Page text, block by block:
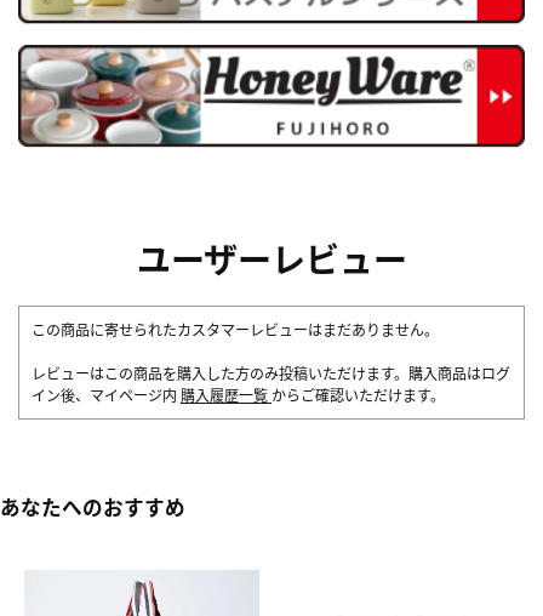
ユーザーレビュー
この商品に寄せられたカスタマーレビューはまだありません。
レビューはこの商品を購入した方のみ投稿いただけます。購入商品はログ
イン後、マイページ内 購入履歴一覧 からご確認いただけます。
あなたへのおすすめ